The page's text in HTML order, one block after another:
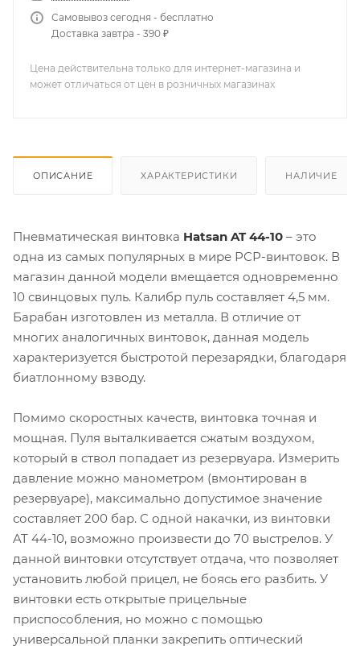
Самовывоз сегодня - бесплатно
Доставка завтра - 390 ₽
Цена действительна только для интернет-магазина и
может отличаться от цен в розничных магазинах
ОПИСАНИЕ ХАРАКТЕРИСТИКИ НАЛИЧИЕ
Пневматическая винтовка Hatsan AT 44-10 – это
одна из самых популярных в мире РСР-винтовок. В
магазин данной модели вмещается одновременно
10 свинцовых пуль. Калибр пуль составляет 4,5 мм.
Барабан изготовлен из металла. В отличие от
многих аналогичных винтовок, данная модель
характеризуется быстротой перезарядки, благодаря
биатлонному взводу.
Помимо скоростных качеств, винтовка точная и
мощная. Пуля выталкивается сжатым воздухом,
который в ствол попадает из резервуара. Измерить
давление можно манометром (вмонтирован в
резервуаре), максимально допустимое значение
составляет 200 бар. С одной накачки, из винтовки
AT 44-10, возможно произвести до 70 выстрелов. У
данной винтовки отсутствует отдача, что позволяет
установить любой прицел, не боясь его разбить. У
винтовки есть открытые прицельные
приспособления, но можно с помощью
универсальной планки закрепить оптический